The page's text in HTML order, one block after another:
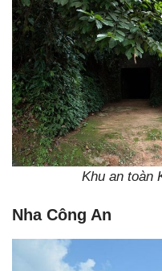
Khu an toàn
Nha Công An